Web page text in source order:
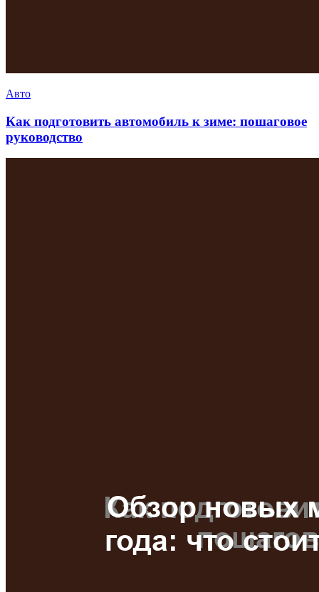
Авто
Как подготовить автомобиль к зиме: пошаговое
руководство